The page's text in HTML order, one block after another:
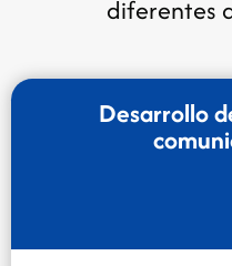
diferentes
Desarrollo